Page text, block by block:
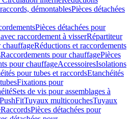
démontablesPièces détachées
Pièces détachées pour
raccordement à visserRépartiteur
chauffageRéductions et raccordements
Raccordements pour chauffagePièces
pour chauffageAccessoiresIsolations
pour tubes et raccordsEtanchéités
Fixations pour
Sets de vis pour assemblages à
Tuyaux multicouchesTuyaux
RaccordsPièces détachées pour